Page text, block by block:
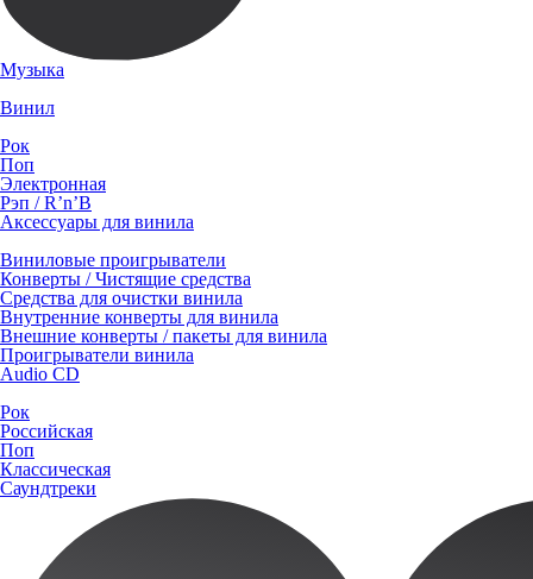
Музыка
Винил
Рок
Поп
Электронная
Рэп / R’n’B
Аксессуары для винила
Виниловые проигрыватели
Конверты / Чистящие средства
Средства для очистки винила
Внутренние конверты для винила
Внешние конверты / пакеты для винила
Проигрыватели винила
Audio CD
Рок
Российская
Поп
Классическая
Саундтреки